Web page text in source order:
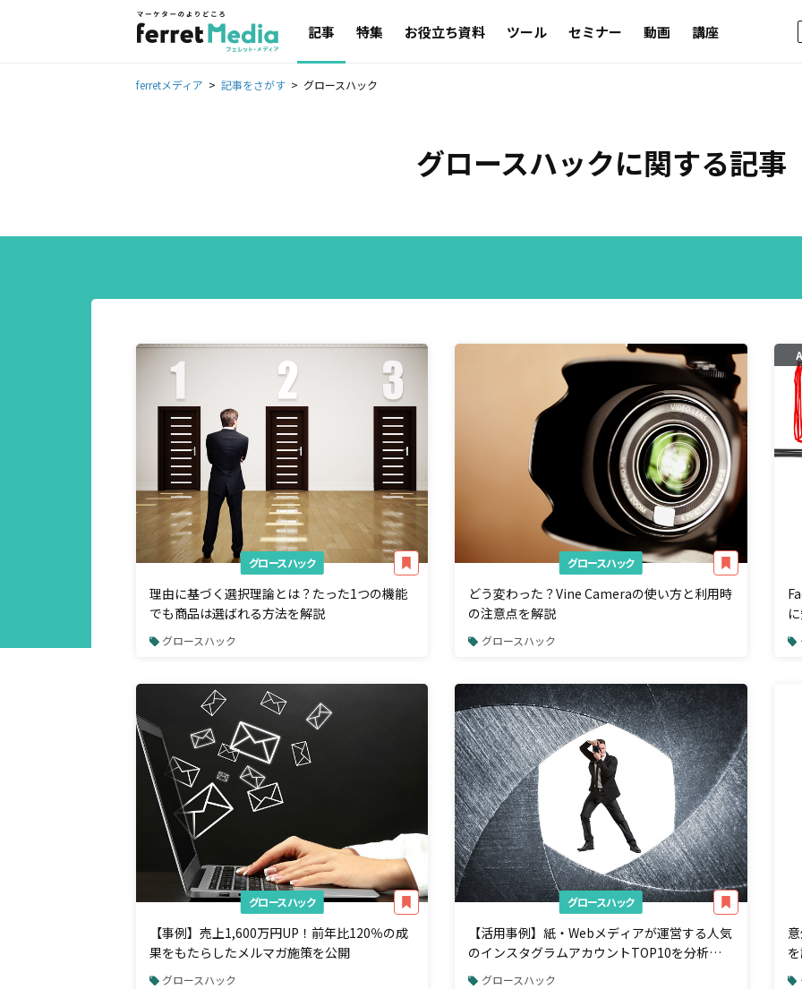
記事 特集 お役立ち資料 ツール セミナー 動画 講座
ferretメディア 記事をさがす グロースハック
グロースハックに関する記事
グロースハック
理由に基づく選択理論とは？たった1つの機能
でも商品は選ばれる方法を解説
グロースハック
グロースハック
どう変わった？Vine Cameraの使い方と利用時
の注意点を解説
グロースハック
グロースハック
【事例】売上1,600万円UP！前年比120％の成
果をもたらしたメルマガ施策を公開
グロースハック
グロースハック
【活用事例】紙・Webメディアが運営する人気
のインスタグラムアカウントTOP10を分析し
てみたグロースハック